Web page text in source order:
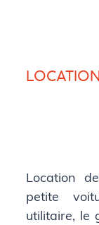
Location
petite
utilitaire, le